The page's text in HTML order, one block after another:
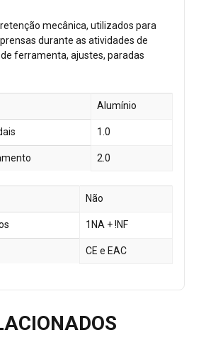
mecânica, utilizados para
durante as atividades de
ferramenta, ajustes, paradas
Alumínio
1.0
2.0
Não
1NA + !NF
CE e EAC